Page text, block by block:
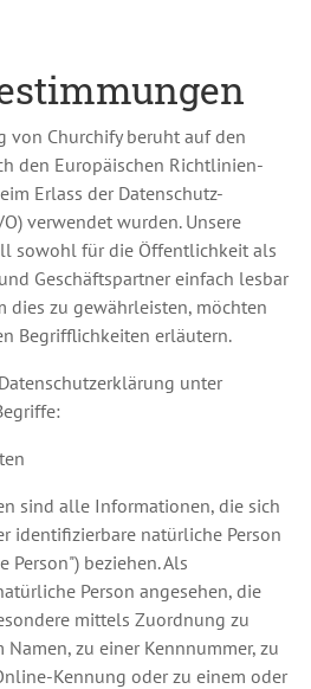
von Churchify beruht auf den
den Europäischen Richtlinien-
Erlass der Datenschutz-
verwendet wurden. Unsere
sowohl für die Öffentlichkeit als
Geschäftspartner einfach lesbar
dies zu gewährleisten, möchten
Begrifflichkeiten erläutern.
unter
sind alle Informationen, die sich
identifizierbare natürliche Person
Person") beziehen. Als
Person angesehen, die
mittels Zuordnung zu
zu einer Kennnummer, zu
Kennung oder zu einem oder